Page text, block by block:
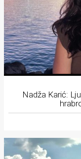
Nadža Karić: